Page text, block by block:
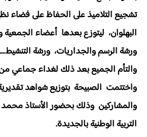
تشجيع التلاميذ على الحفاظ على فضاء
البهلوان، ليتوزع بعدها أعضاء
ورشة الرسم والجداريات، ورشة التنشيط....
والتأم الجميع بعد ذلك لغداء جماعي
واختتمت الصبيحة بتوزيع شواهد
والمشاركين وذلك بحضور الأستاذ
التربية الوطنية بالجديدة.